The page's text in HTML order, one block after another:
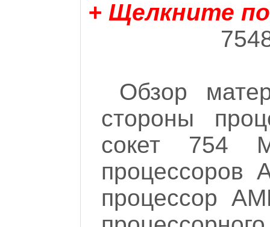
+ Щелкните
Обзор
стороны
сокет 754
процессоров
процессор